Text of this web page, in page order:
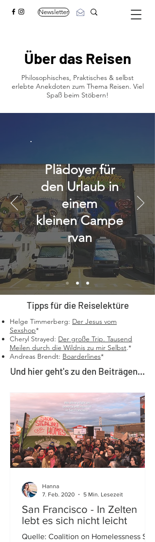
Newsletter
Über das Reisen
Philosophisches, Praktisches & selbst
erlebte Anekdoten zum Thema Reisen. Viel
Spaß beim Stöbern!
Plädoyer für
den Urlaub in
einem
kleinenCampe
rvan
Tipps für die Reiselektüre
Helge Timmerberg: Der Jesus vom
Sexshop*
Cheryl Strayed: Der große Trip. Tausend
Meilen durch die Wildnis zu mir Selbst.*
Andreas Brendt: Boarderlines*
Und hier geht's zu den Beiträgen...
San Francisco - In Zelten
lebt es sich nicht leicht
Quelle: Coalition on Homelessness San
Hanna
7. Feb. 2020
5 Min. Lesezeit